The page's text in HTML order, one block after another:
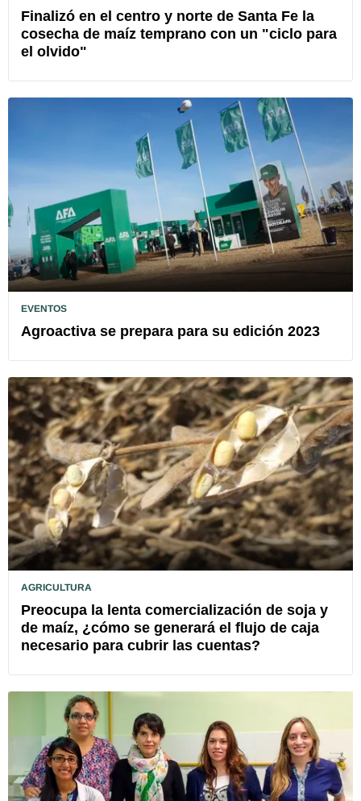
Finalizó en el centro y norte de Santa Fe la
cosecha de maíz temprano con un "ciclo para
el olvido"
EVENTOS
Agroactiva se prepara para su edición 2023
AGRICULTURA
Preocupa la lenta comercialización de soja y
de maíz, ¿cómo se generará el flujo de caja
necesario para cubrir las cuentas?